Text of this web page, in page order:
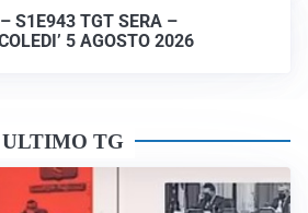
S1E943 TGT SERA –
5 AGOSTO 2026
ULTIMO TG